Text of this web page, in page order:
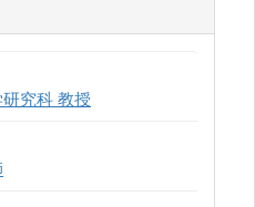
究科 教授